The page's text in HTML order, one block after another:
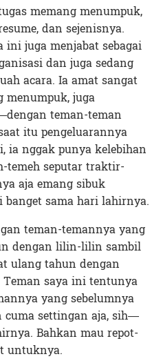
memang menumpuk,
dan sejenisnya.
ini juga menjabat sebagai
dan juga sedang
acara. Ia amat sangat
menumpuk, juga
teman-teman
itu pengeluarannya
ia nggak punya kelebihan
temeh seputar traktir-
aja emang sibuk
sama hari lahirnya.
teman-temannya yang
dengan lilin-lilin sambil
ulang tahun dengan
saya ini tentunya
yang sebelumnya
settingan aja, sih—
Bahkan mau repot-
untuknya.